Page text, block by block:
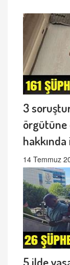
3
örgütüne
hakkında
14 Temmuz
5 ilde